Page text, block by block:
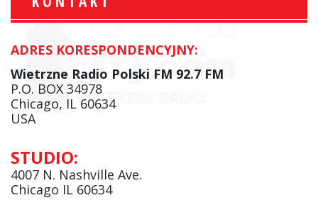
ADRES KORESPONDENCYJNY:
Wietrzne Radio Polski FM 92.7 FM
P.O. BOX 34978
Chicago, IL 60634
USA
STUDIO:
4007 N. Nashville Ave.
Chicago IL 60634